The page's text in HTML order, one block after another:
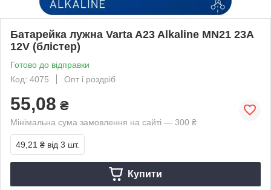
Батарейка лужна Varta A23 Alkaline MN21 23A
12V (блістер)
Готово до відправки
Код: 4075
Опт і роздріб
55,08 ₴
Мінімальна сума замовлення на сайті — 300 ₴
49,21 ₴ від 3 шт.
Купити